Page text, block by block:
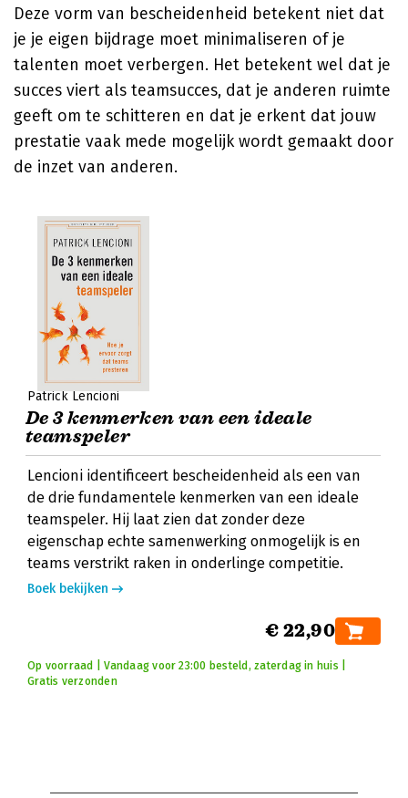
Deze vorm van bescheidenheid betekent niet dat
je je eigen bijdrage moet minimaliseren of je
talenten moet verbergen. Het betekent wel dat je
succes viert als teamsucces, dat je anderen ruimte
geeft om te schitteren en dat je erkent dat jouw
prestatie vaak mede mogelijk wordt gemaakt door
de inzet van anderen.
Patrick Lencioni
De 3 kenmerken van een ideale
teamspeler
Lencioni identificeert bescheidenheid als een van
de drie fundamentele kenmerken van een ideale
teamspeler. Hij laat zien dat zonder deze
eigenschap echte samenwerking onmogelijk is en
teams verstrikt raken in onderlinge competitie.
Boek bekijken
€ 22,90
Op voorraad | Vandaag voor 23:00 besteld, zaterdag in huis |
Gratis verzonden